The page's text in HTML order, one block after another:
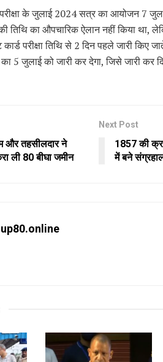
के जुलाई 2024 सत्र का आयोजन 7
तिथि का औपचारिक ऐलान नहीं किया था,
परीक्षा तिथि से 2 दिन पहले जारी किए
5 जुलाई को जारी कर देगा, जिसे जारी कर
और तहसीलदार ने
ली 80 बीघा जमीन
Next Post
1857 की
में बने
up80.online